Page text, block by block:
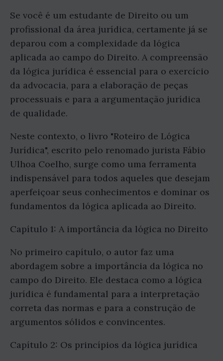
Se você é um estudante de Direito ou um
profissional da área jurídica, certamente já se
deparou com a complexidade da lógica
aplicada ao campo do Direito. A compreensão
da lógica jurídica é essencial para o exercício
da advocacia, para a elaboração de peças
processuais e para a argumentação jurídica
de qualidade.
Neste contexto, o livro "Roteiro de Lógica
Jurídica", escrito pelo renomado jurista Fábio
Ulhoa Coelho, surge como uma ferramenta
indispensável para todos aqueles que desejam
aperfeiçoar seus conhecimentos e dominar os
fundamentos da lógica aplicada ao Direito.
Capítulo 1: A importância da lógica no Direito
No primeiro capítulo, o autor faz uma
abordagem sobre a importância da lógica no
campo do Direito. Ele destaca como a lógica
jurídica é fundamental para a interpretação
correta das normas e para a construção de
argumentos sólidos e convincentes.
Capítulo 2: Os princípios da lógica jurídica